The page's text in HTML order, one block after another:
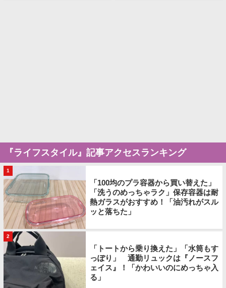
『ライフスタイル』記事アクセスランキング
1
「100均のプラ容器から買い替えた」
「洗うのめっちゃラク」保存容器は耐
熱ガラスがおすすめ！「油汚れがスル
ッと落ちた」
2
「トートから乗り換えた」「水筒もす
っぽり」 通勤リュックは『ノースフ
ェイス』！「かわいいのにめっちゃ入
る」